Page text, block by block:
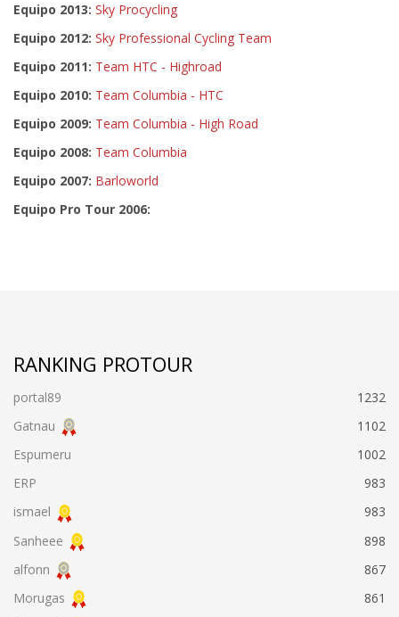
Equipo 2013: Sky Procycling
Equipo 2012: Sky Professional Cycling Team
Equipo 2011: Team HTC - Highroad
Equipo 2010: Team Columbia - HTC
Equipo 2009: Team Columbia - High Road
Equipo 2008: Team Columbia
Equipo 2007: Barloworld
Equipo Pro Tour 2006:
RANKING PROTOUR
portal89
1232
Gatnau
1102
Espumeru
1002
ERP
983
ismael
983
Sanheee
898
alfonn
867
Morugas
861